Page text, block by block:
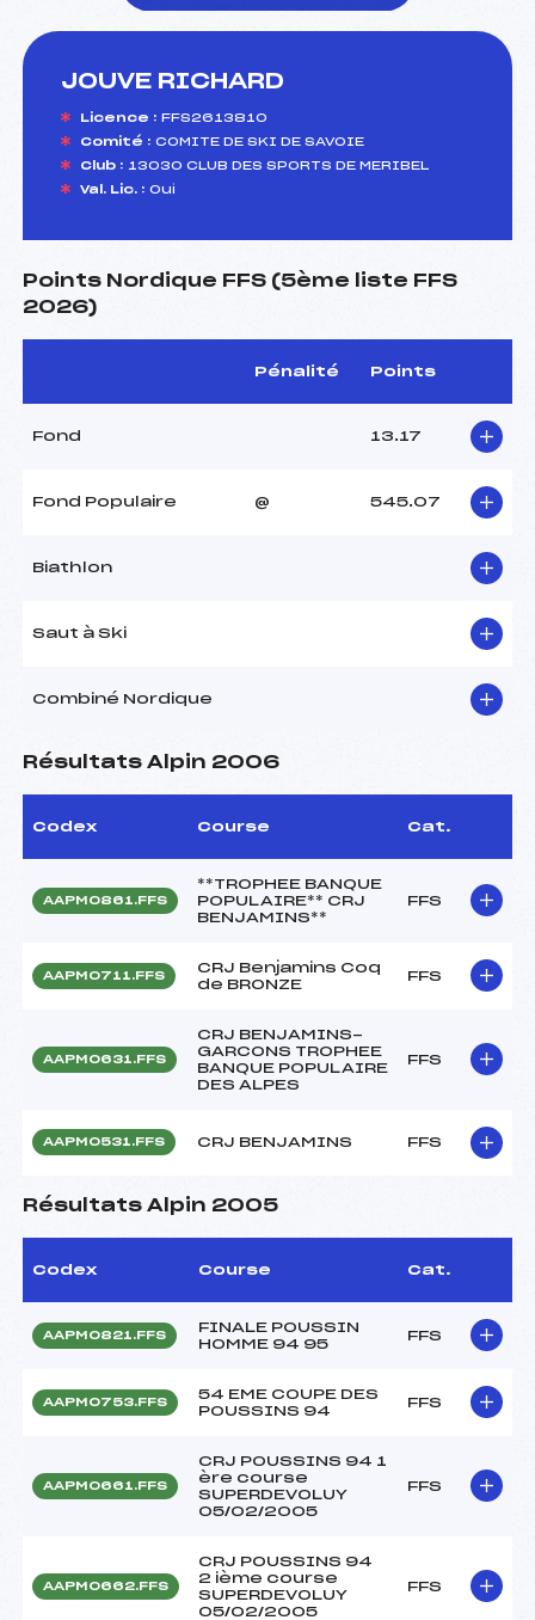
JOUVE RICHARD
Licence : FFS2613810
Comité : COMITE DE SKI DE SAVOIE
Club : 13030 CLUB DES SPORTS DE MERIBEL
Val. Lic. : Oui
Points Nordique FFS (5ème liste FFS
2026)
Pénalité Points
Fond 13.17
Fond Populaire @ 545.07
Biathlon
Saut à Ski
Combiné Nordique
Résultats Alpin 2006
Codex Course Cat.
AAPM0861.FFS
**TROPHEE BANQUE
POPULAIRE** CRJ
BENJAMINS**
FFS
AAPM0711.FFS
CRJ Benjamins Coq
de BRONZE
FFS
AAPM0631.FFS
CRJ BENJAMINS-
GARCONS TROPHEE
BANQUE POPULAIRE
DES ALPES
FFS
AAPM0531.FFS CRJ BENJAMINS FFS
Résultats Alpin 2005
Codex Course Cat.
AAPM0821.FFS
FINALE POUSSIN
HOMME 94 95
FFS
AAPM0753.FFS
54 EME COUPE DES
POUSSINS 94
FFS
AAPM0661.FFS
CRJ POUSSINS 94 1
ère course
SUPERDEVOLUY
05/02/2005
FFS
AAPM0662.FFS
CRJ POUSSINS 94
2 ième course
SUPERDEVOLUY
05/02/2005
FFS